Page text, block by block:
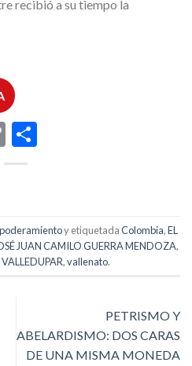
recibió a su tiempo la
Copy
Link
y etiquetadaColombia,EL
JUAN CAMILO GUERRA MENDOZA,
VALLEDUPAR,vallenato.
PETRISMO Y
ABELARDISMO: DOS CARAS
DE UNA MISMA MONEDA